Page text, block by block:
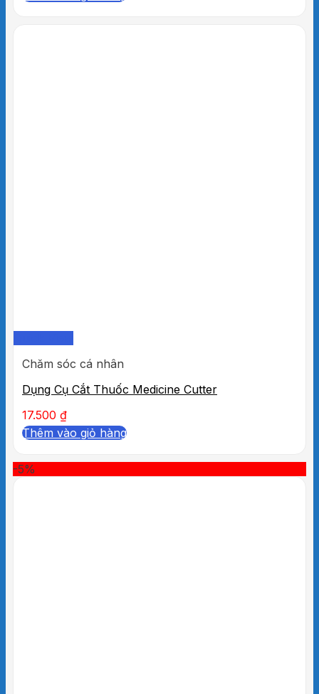
Chăm sóc cá nhân
Dụng Cụ Cắt Thuốc Medicine Cutter
17.500 ₫
Thêm vào giỏ hàng
-5%